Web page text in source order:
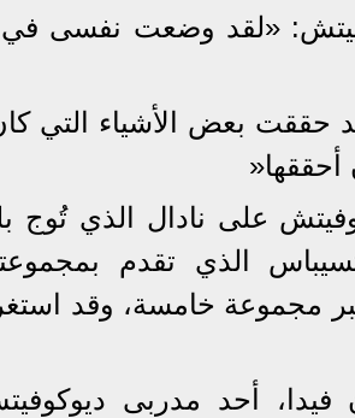
«لقد وضعت نفسى
حققت بعض الأشياء التي
أحققها«
الذي تقدم
فيدا، أحد مدربى